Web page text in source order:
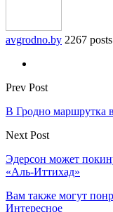
avgrodno.by 2267 posts
Prev Post
В Гродно маршрутка
Next Post
Эдерсон может
«Аль-Иттихад»
Вам также могут
Интересное